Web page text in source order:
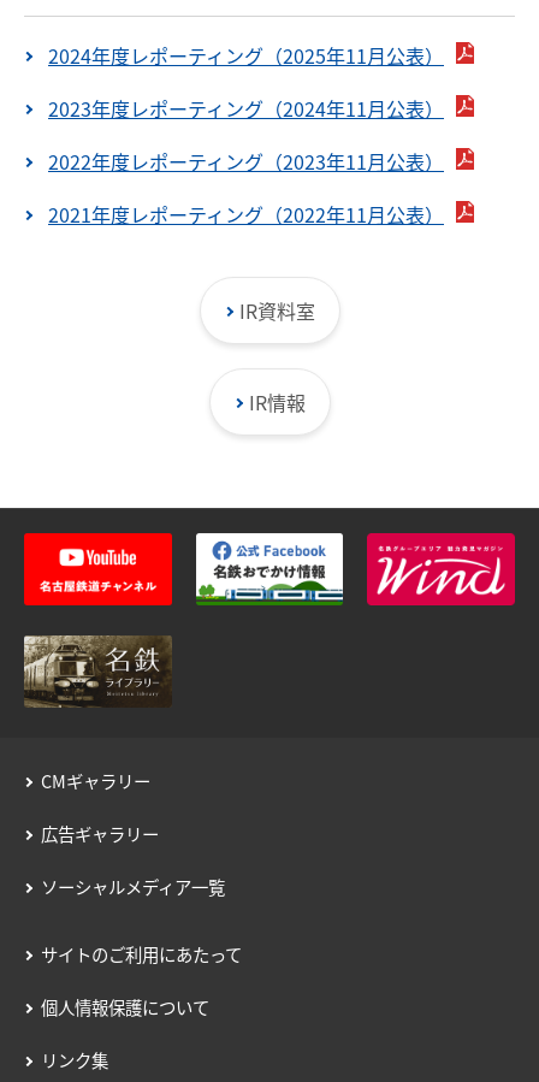
2024年度レポーティング（2025年11月公表）
2023年度レポーティング（2024年11月公表）
2022年度レポーティング（2023年11月公表）
2021年度レポーティング（2022年11月公表）
IR資料室
IR情報
CMギャラリー
広告ギャラリー
ソーシャルメディア一覧
サイトのご利用にあたって
個人情報保護について
リンク集